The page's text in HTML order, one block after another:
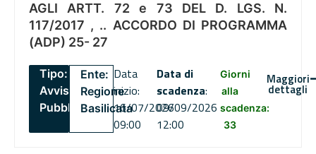
AGLI ARTT. 72 e 73 DEL D. LGS. N.
117/2017 , .. ACCORDO DI PROGRAMMA
(ADP) 25- 27
Tipo:
Avviso
Pubblico
Ente:
Regione
Basilicata
Data
inizio:
16/07/2026
09:00
Data di
scadenza:
09/09/2026
12:00
Giorni
alla
scadenza:
33
Maggiori
dettagli